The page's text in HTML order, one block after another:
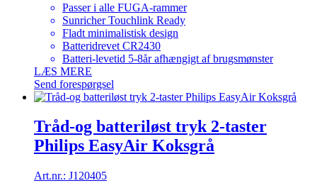
Passer i alle FUGA-rammer
Sunricher Touchlink Ready
Fladt minimalistisk design
Batteridrevet CR2430
Batteri-levetid 5-8år afhængigt af brugsmønster
LÆS MERE
Send forespørgsel
Tråd-og batteriløst tryk 2-taster
Philips EasyAir Koksgrå
Art.nr.: J120405